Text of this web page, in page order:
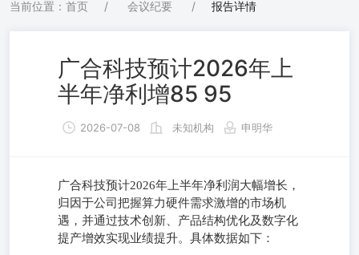
当前位置：首页 / 会议纪要 / 报告详情
广合科技预计2026年上
半年净利增85 95
2026-07-08 未知机构 申明华
广合科技预计2026年上半年净利润大幅增长，
归因于公司把握算力硬件需求激增的市场机
遇，并通过技术创新、产品结构优化及数字化
提产增效实现业绩提升。具体数据如下：